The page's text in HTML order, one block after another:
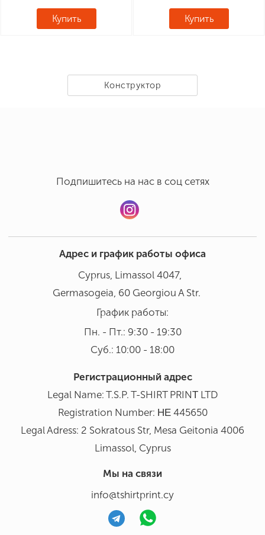
Купить Купить
Конструктор
Подпишитесь на нас в соц сетях
Адрес и график работы офиса
Cyprus, Limassol 4047,
Germasogeia, 60 Georgiou A Str.
График работы:
Пн. - Пт.: 9:30 - 19:30
Суб.: 10:00 - 18:00
Регистрационный адрес
Legal Name: T.S.P. T-SHIRT PRINΤ LTD
Registration Number: ΗΕ 445650
Legal Adress: 2 Sokratous Str, Mesa Geitonia 4006
Limassol, Cyprus
Мы на связи
info@tshirtprint.cy